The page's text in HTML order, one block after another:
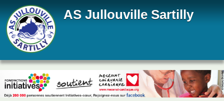
AS Jullouville Sartilly
Panneau de gestion des cookies